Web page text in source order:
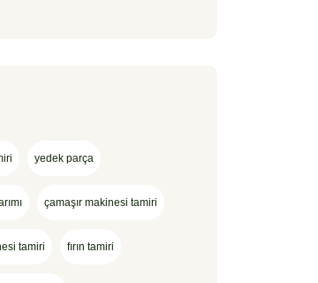
yedek parça
çamaşır makinesi tamiri
tamiri fırın tamiri